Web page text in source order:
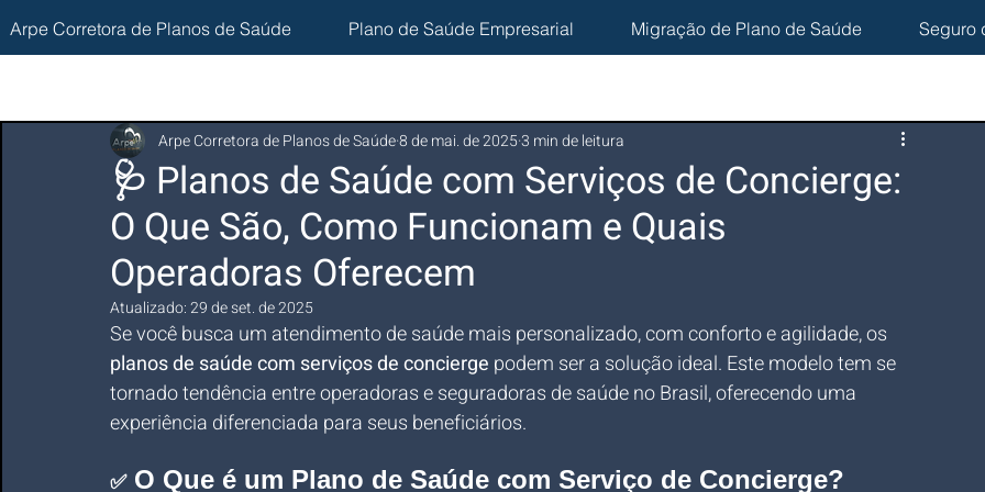
Arpe Corretora de Planos de Saúde Plano de Saúde Empresarial Migração de Plano de Saúde Seguro
🩺 Planos de Saúde com Serviços de Concierge:
O Que São, Como Funcionam e Quais
Operadoras Oferecem
Arpe Corretora de Planos de Saúde8 de mai. de 20253 min de leitura
Atualizado:29 de set. de 2025
Se você busca um atendimento de saúde mais personalizado, com conforto e agilidade, os
planos de saúde com serviços de concierge podem ser a solução ideal. Este modelo tem se
tornado tendência entre operadoras e seguradoras de saúde no Brasil, oferecendo uma
experiência diferenciada para seus beneficiários.
✅ O Que é um Plano de Saúde com Serviço de Concierge?